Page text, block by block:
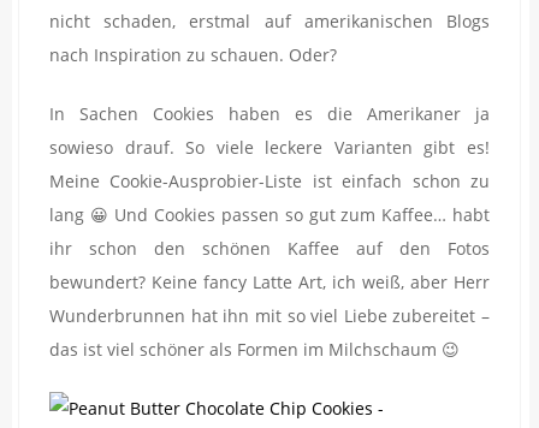
nicht schaden, erstmal auf amerikanischen Blogs
nach Inspiration zu schauen. Oder?
In Sachen Cookies haben es die Amerikaner ja
sowieso drauf. So viele leckere Varianten gibt es!
Meine Cookie-Ausprobier-Liste ist einfach schon zu
lang 😀 Und Cookies passen so gut zum Kaffee… habt
ihr schon den schönen Kaffee auf den Fotos
bewundert? Keine fancy Latte Art, ich weiß, aber Herr
Wunderbrunnen hat ihn mit so viel Liebe zubereitet –
das ist viel schöner als Formen im Milchschaum 😉